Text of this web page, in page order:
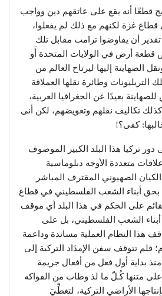
قطعًا أنه يقع على عاتقهم دين وواجب
قطاع غزة لكنهم مع ذلك لم يفعلوا،
أن يفاوضوا ترامب مقابل تلك
قطعة أرض في الولايات المتحدة أَو
الصهاينة إليها ليرتاح العالم من
وطائرة نقلها العملاقة
بعيدًا عن الجغرافيا العربية،
تكاليف نقلهم وتعويضهم، لكن أنى
كفى؟!
دور تركيا هذا البلد الكبير الموصوف
متعددة الأوجه دبلوماسية
الصهيوني المقترف المباشر
بحق أبناء الشعب الفلسطيني في قطاع
على الحكم في هذا البلد أي موقف
الشعب الفلسطيني، بل على
هذا النظام العملية مساندة وداعمة
فلم تتوقف سفن الإمدَاد التركية إلى
بداية أول فعل من أفعال جريمة
على متنها كُـلّ ما لذ وطاب من الفواكه
الأراضي التركية، لتغطِّيَ